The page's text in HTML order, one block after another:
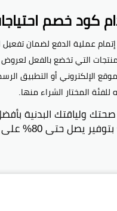
كود خصم
عملية الدفع لضمان
التي تخضع بالفعل لعروض
الإلكتروني أو التطبيق
المختار الشراء منها.
ولياقتك البدنية
الآن